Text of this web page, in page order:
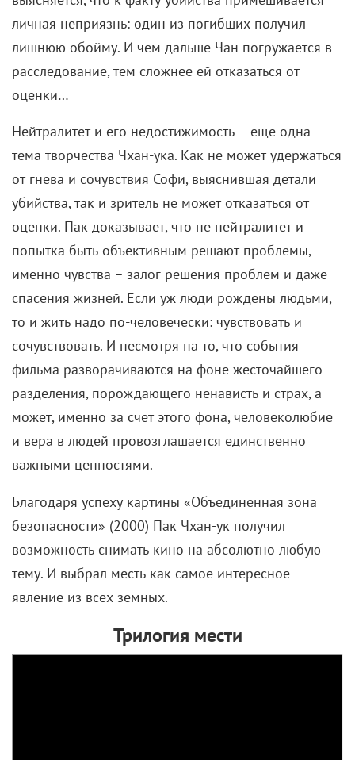
личная неприязнь: один из погибших получил
лишнюю обойму. И чем дальше Чан погружается в
расследование, тем сложнее ей отказаться от
оценки…
Нейтралитет и его недостижимость – еще одна
тема творчества Чхан-ука. Как не может удержаться
от гнева и сочувствия Софи, выяснившая детали
убийства, так и зритель не может отказаться от
оценки. Пак доказывает, что не нейтралитет и
попытка быть объективным решают проблемы,
именно чувства – залог решения проблем и даже
спасения жизней. Если уж люди рождены людьми,
то и жить надо по-человечески: чувствовать и
сочувствовать. И несмотря на то, что события
фильма разворачиваются на фоне жесточайшего
разделения, порождающего ненависть и страх, а
может, именно за счет этого фона, человеколюбие
и вера в людей провозглашается единственно
важными ценностями.
Благодаря успеху картины «Объединенная зона
безопасности» (2000) Пак Чхан-ук получил
возможность снимать кино на абсолютно любую
тему. И выбрал месть как самое интересное
явление из всех земных.
Трилогия мести